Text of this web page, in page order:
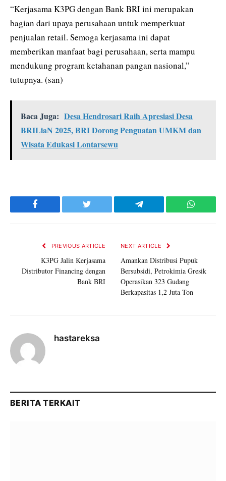
“Kerjasama K3PG dengan Bank BRI ini merupakan
bagian dari upaya perusahaan untuk memperkuat
penjualan retail. Semoga kerjasama ini dapat
memberikan manfaat bagi perusahaan, serta mampu
mendukung program ketahanan pangan nasional,”
tutupnya. (san)
Baca Juga: Desa Hendrosari Raih Apresiasi Desa
BRILiaN 2025, BRI Dorong Penguatan UMKM dan
Wisata Edukasi Lontarsewu
Facebook Twitter Telegram
PREVIOUS ARTICLE
K3PG Jalin Kerjasama
Distributor Financing dengan
Bank BRI
NEXT ARTICLE
Amankan Distribusi Pupuk
Bersubsidi, Petrokimia Gresik
Operasikan 323 Gudang
Berkapasitas 1,2 Juta Ton
hastareksa
BERITA TERKAIT